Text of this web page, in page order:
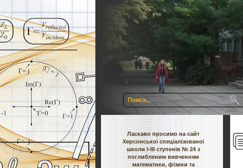
Ласкаво просимо на сайт
Херсонської спеціалізованої
школи І-ІІІ ступенів № 24 з
поглибленим вивченням
математики, фізики та